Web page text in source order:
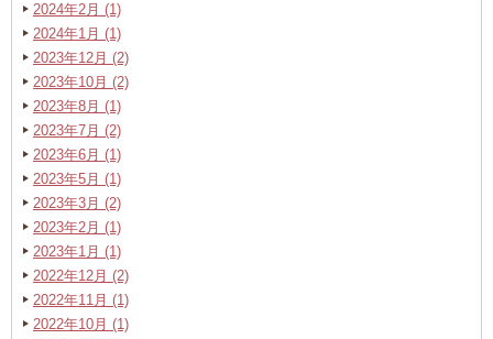
2024年2月 (1)
2024年1月 (1)
2023年12月 (2)
2023年10月 (2)
2023年8月 (1)
2023年7月 (2)
2023年6月 (1)
2023年5月 (1)
2023年3月 (2)
2023年2月 (1)
2023年1月 (1)
2022年12月 (2)
2022年11月 (1)
2022年10月 (1)